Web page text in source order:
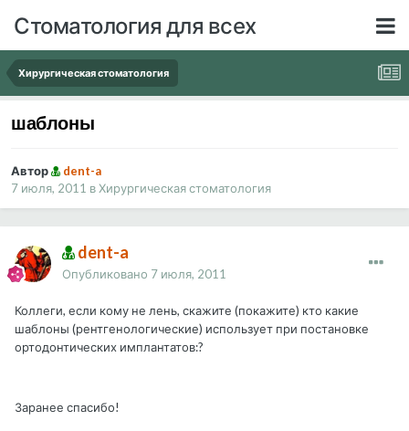
Стоматология для всех
Хирургическая стоматология
шаблоны
Автор
dent-a
7 июля, 2011 вХирургическая стоматология
dent-a
Опубликовано 7 июля, 2011
Коллеги, если кому не лень, скажите (покажите) кто какие
шаблоны (рентгенологические) использует при постановке
ортодонтических имплантатов:?
Заранее спасибо!